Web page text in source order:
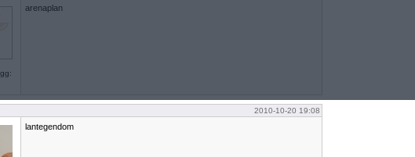
arenaplan
2010-10-20 19:08
lantegendom